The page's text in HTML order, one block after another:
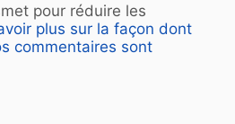
pour réduire les
plus sur la façon dont
commentaires sont